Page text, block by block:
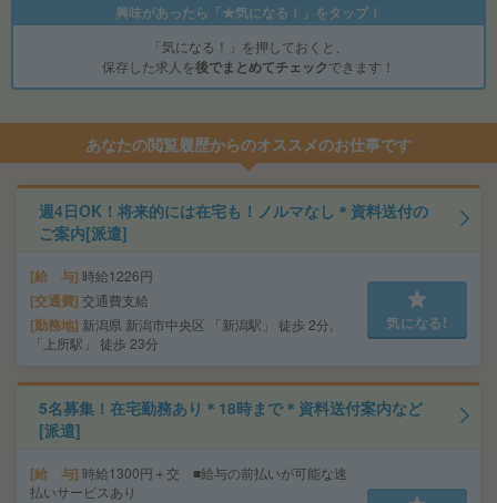
興味があったら「★気になる！」をタップ！
「気になる！」を押しておくと、
保存した求人を後でまとめてチェックできます！
あなたの閲覧履歴からのオススメのお仕事です
週4日OK！将来的には在宅も！ノルマなし＊資料送付の
ご案内[派遣]
給 与 時給1226円
交通費 交通費支給
勤務地 新潟県 新潟市中央区 「新潟駅」 徒歩 2分,
「上所駅」 徒歩 23分
気になる!
5名募集！在宅勤務あり＊18時まで＊資料送付案内など
[派遣]
給 与 時給1300円＋交 ■給与の前払いが可能な速
払いサービスあり